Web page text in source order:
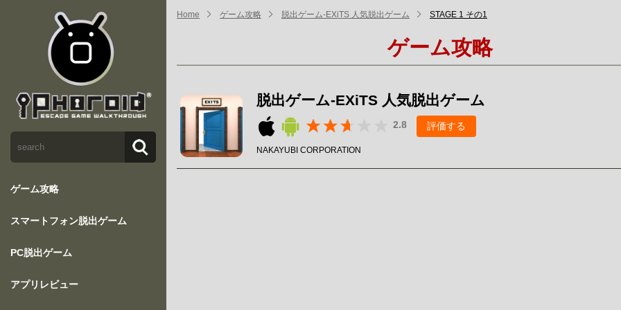
ゲーム攻略
スマートフォン脱出ゲーム
PC脱出ゲーム
アプリレビュー
Home ゲーム攻略 脱出ゲーム-EXiTS 人気脱出ゲーム STAGE 1 その1
ゲーム攻略
脱出ゲーム-EXiTS 人気脱出ゲーム
2.8 評価する
NAKAYUBI CORPORATION